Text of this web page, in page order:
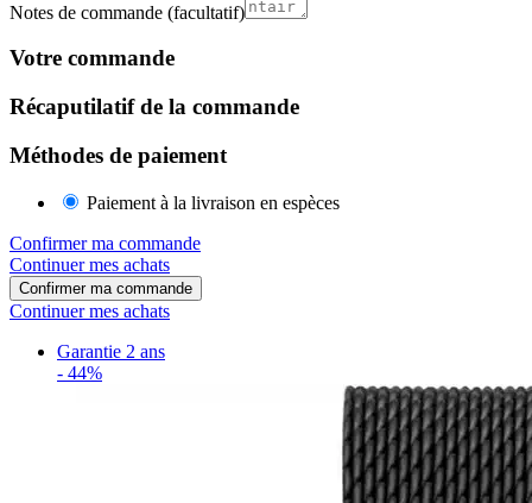
Notes de commande (facultatif)
Votre commande
Récaputilatif de la commande
Méthodes de paiement
Paiement à la livraison en espèces
Confirmer ma commande
Continuer mes achats
Confirmer ma commande
Continuer mes achats
Garantie 2 ans
- 44%